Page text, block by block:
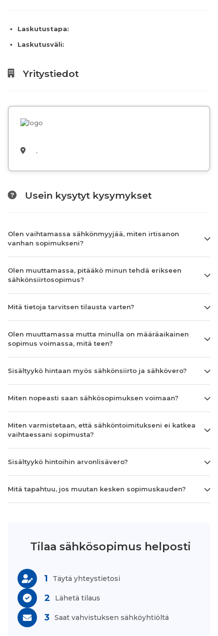
Laskutustapa:
Laskutusväli:
Yritystiedot
,
Usein kysytyt kysymykset
Olen vaihtamassa sähkönmyyjää, miten irtisanon
vanhan sopimukseni?
Olen muuttamassa, pitääkö minun tehdä erikseen
sähkönsiirtosopimus?
Mitä tietoja tarvitsen tilausta varten?
Olen muuttamassa mutta minulla on määräaikainen
sopimus voimassa, mitä teen?
Sisältyykö hintaan myös sähkönsiirto ja sähkövero?
Miten nopeasti saan sähkösopimuksen voimaan?
Miten varmistetaan, että sähköntoimitukseni ei katkea
vaihtaessani sopimusta?
Sisältyykö hintoihin arvonlisävero?
Mitä tapahtuu, jos muutan kesken sopimuskauden?
Tilaa sähkösopimus helposti
1 Täytä yhteystietosi
2 Lähetä tilaus
3 Saat vahvistuksen sähköyhtiöltä